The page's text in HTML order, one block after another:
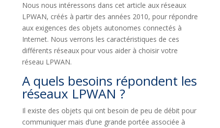
Nous nous intéressons dans cet article aux réseaux
LPWAN, créés à partir des années 2010, pour répondre
aux exigences des objets autonomes connectés à
Internet. Nous verrons les caractéristiques de ces
différents réseaux pour vous aider à choisir votre
réseau LPWAN.
A quels besoins répondent les
réseaux LPWAN ?
Il existe des objets qui ont besoin de peu de débit pour
communiquer mais d’une grande portée associée à